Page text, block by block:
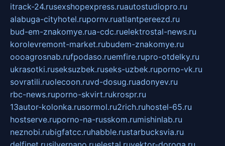
itrack-24.rusexshopexpress.ruautostudiopro.ru
alabuga-cityhotel.rupornv.ruatlantpereezd.ru
bud-em-znakomye.rua-cdc.ruelektrostal-news.ru
korolevremont-market.rubudem-znakomye.ru
oooagrosnab.rufpodaso.ruemfire.rupro-otdelky.ru
ukrasotki.ruseksuzbek.ruseks-uzbek.ruporno-vk.ru
sovratili.ruolecoon.ruvd-dosug.ruadonyev.ru
rbc-news.ruporno-skvirt.rukrospr.ru
13autor-kolonka.rusormol.ru2rich.ruhostel-65.ru
hostserve.ruporno-na-russkom.rumishinlab.ru
neznobi.rubigfatcc.ruhabble.rustarbucksvia.ru